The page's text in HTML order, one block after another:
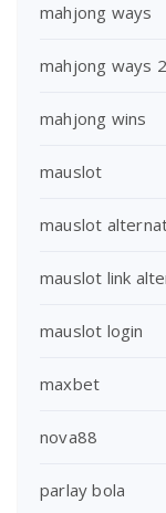
mahjong ways
mahjong ways 2
mahjong wins
mauslot
mauslot
mauslot link
mauslot login
maxbet
nova88
parlay bola